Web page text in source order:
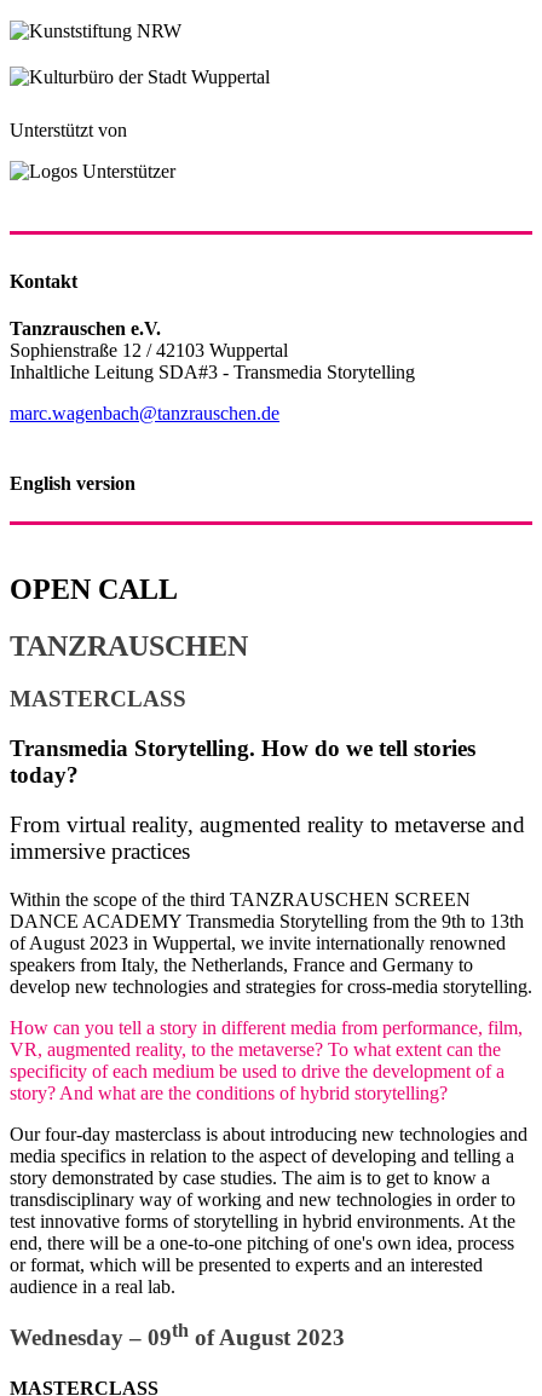
Unterstützt von
Kontakt
Tanzrauschen e.V.
Sophienstraße 12 / 42103 Wuppertal
Inhaltliche Leitung SDA#3 - Transmedia Storytelling
marc.wagenbach@tanzrauschen.de
English version
OPEN CALL
TANZRAUSCHEN
MASTERCLASS
Transmedia Storytelling. How do we tell stories
today?
From virtual reality, augmented reality to metaverse and
immersive practices
Within the scope of the third TANZRAUSCHEN SCREEN
DANCE ACADEMY Transmedia Storytelling from the 9th to 13th
of August 2023 in Wuppertal, we invite internationally renowned
speakers from Italy, the Netherlands, France and Germany to
develop new technologies and strategies for cross-media storytelling.
How can you tell a story in different media from performance, film,
VR, augmented reality, to the metaverse? To what extent can the
specificity of each medium be used to drive the development of a
story? And what are the conditions of hybrid storytelling?
Our four-day masterclass is about introducing new technologies and
media specifics in relation to the aspect of developing and telling a
story demonstrated by case studies. The aim is to get to know a
transdisciplinary way of working and new technologies in order to
test innovative forms of storytelling in hybrid environments. At the
end, there will be a one-to-one pitching of one's own idea, process
or format, which will be presented to experts and an interested
audience in a real lab.
Wednesday – 09th of August 2023
MASTERCLASS